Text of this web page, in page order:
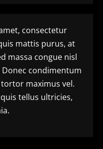
consectetur
mattis purus, at
massa congue nisl
condimentum
maximus vel.
tellus ultricies,